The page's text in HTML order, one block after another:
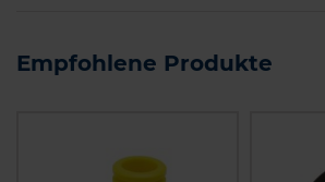
Empfohlene Produkte